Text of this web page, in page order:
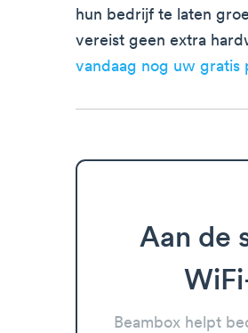
hun bedrijf te laten
vereist geen extra
vandaag nog uw gratis
Aan de
Beambox helpt